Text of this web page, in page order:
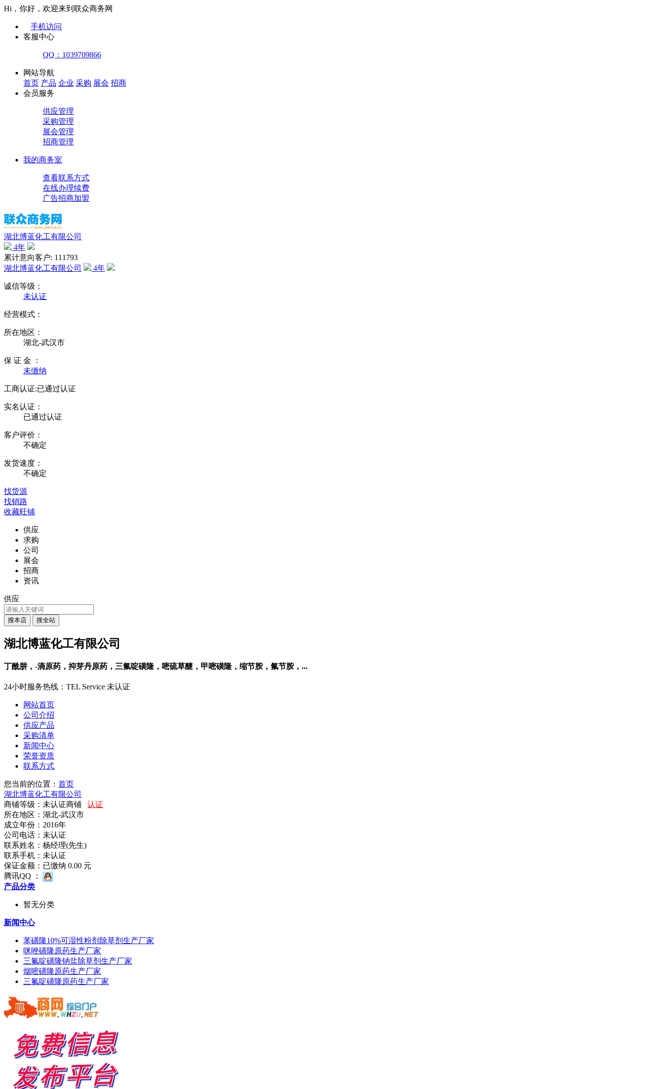
Hi，你好，欢迎来到联众商务网
手机访问
客服中心
QQ：1039709866
网站导航
首页 产品 企业 采购 展会 招商
会员服务
供应管理
采购管理
展会管理
招商管理
我的商务室
查看联系方式
在线办理续费
广告招商加盟
湖北博蓝化工有限公司
4年
累计意向客户: 111793
湖北博蓝化工有限公司
4年
诚信等级：
未认证
经营模式：
所在地区：
湖北-武汉市
保 证 金 ：
未缴纳
工商认证:已通过认证
实名认证：
已通过认证
客户评价：
不确定
发货速度：
不确定
找货源
找销路
收藏旺铺
供应
求购
公司
展会
招商
资讯
供应
湖北博蓝化工有限公司
丁酰肼，-滴原药，抑芽丹原药，三氟啶磺隆，嘧硫草醚，甲嘧磺隆，缩节胺，氟节胺，...
24小时服务热线： TEL Service 未认证
网站首页
公司介绍
供应产品
采购清单
新闻中心
荣誉资质
联系方式
您当前的位置： 首页
湖北博蓝化工有限公司
商铺等级：未认证商铺 认证
所在地区：湖北-武汉市
成立年份：2016年
公司电话： 未认证
联系姓名：杨经理(先生)
联系手机： 未认证
保证金额： 已缴纳 0.00 元
腾讯QQ ：
产品分类
暂无分类
新闻中心
苯磺隆10%可湿性粉剂除草剂生产厂家
咪唑磺隆原药生产厂家
三氟啶磺隆钠盐除草剂生产厂家
烟嘧磺隆原药生产厂家
三氟啶磺隆原药生产厂家